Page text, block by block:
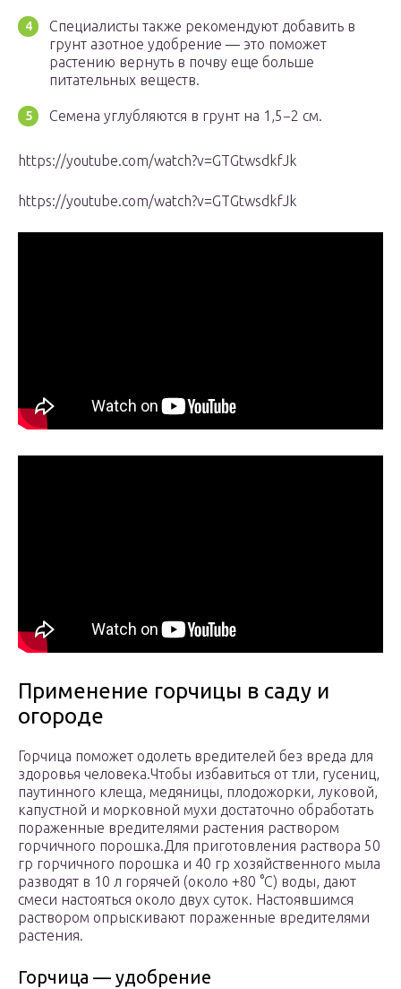
Специалисты также рекомендуют добавить в
грунт азотное удобрение — это поможет
растению вернуть в почву еще больше
питательных веществ.
Семена углубляются в грунт на 1,5−2 см.
https://youtube.com/watch?v=GTGtwsdkfJk
https://youtube.com/watch?v=GTGtwsdkfJk
Применение горчицы в саду и
огороде
Горчица поможет одолеть вредителей без вреда для
здоровья человека.Чтобы избавиться от тли, гусениц,
паутинного клеща, медяницы, плодожорки, луковой,
капустной и морковной мухи достаточно обработать
пораженные вредителями растения раствором
горчичного порошка.Для приготовления раствора 50
гр горчичного порошка и 40 гр хозяйственного мыла
разводят в 10 л горячей (около +80 °C) воды, дают
смеси настояться около двух суток. Настоявшимся
раствором опрыскивают пораженные вредителями
растения.
Горчица — удобрение